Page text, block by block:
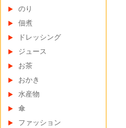
のり
佃煮
ドレッシング
ジュース
お茶
おかき
水産物
傘
ファッション